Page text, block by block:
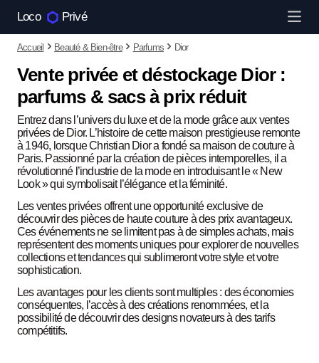
Loco Privé
Accueil Beauté & Bien-être Parfums Dior
Vente privée et déstockage Dior :
parfums & sacs à prix réduit
Entrez dans l’univers du luxe et de la mode grâce aux ventes
privées de Dior. L’histoire de cette maison prestigieuse remonte
à 1946, lorsque Christian Dior a fondé sa maison de couture à
Paris. Passionné par la création de pièces intemporelles, il a
révolutionné l’industrie de la mode en introduisant le « New
Look » qui symbolisait l’élégance et la féminité.
Les ventes privées offrent une opportunité exclusive de
découvrir des pièces de haute couture à des prix avantageux.
Ces événements ne se limitent pas à de simples achats, mais
représentent des moments uniques pour explorer de nouvelles
collections et tendances qui sublimeront votre style et votre
sophistication.
Les avantages pour les clients sont multiples : des économies
conséquentes, l’accès à des créations renommées, et la
possibilité de découvrir des designs novateurs à des tarifs
compétitifs.